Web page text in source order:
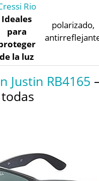
Rio
Ideales
para
de la luz
polarizado,
Justin RB4165